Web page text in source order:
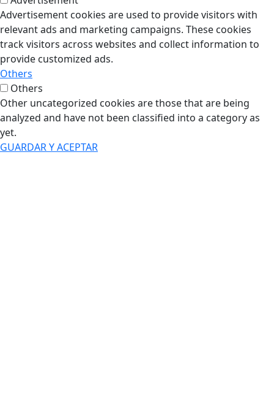
Advertisement cookies are used to provide visitors with
relevant ads and marketing campaigns. These cookies
track visitors across websites and collect information to
provide customized ads.
Others
Others
Other uncategorized cookies are those that are being
analyzed and have not been classified into a category as
yet.
GUARDAR Y ACEPTAR